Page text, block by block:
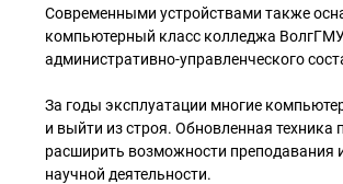
Современными устройствами также
компьютерный класс колледжа
административно-управленческого
За годы эксплуатации многие
и выйти из строя. Обновленная техника
расширить возможности преподавания
научной деятельности.